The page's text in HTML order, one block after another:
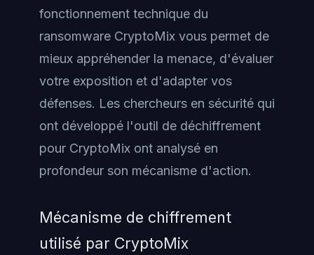
fonctionnement technique du
ransomware CryptoMix vous permet de
mieux appréhender la menace, d'évaluer
votre exposition et d'adapter vos
défenses. Les chercheurs en sécurité qui
ont développé l'outil de déchiffrement
pour CryptoMix ont analysé en
profondeur son mécanisme d'action.
Mécanisme de chiffrement
utilisé par CryptoMix